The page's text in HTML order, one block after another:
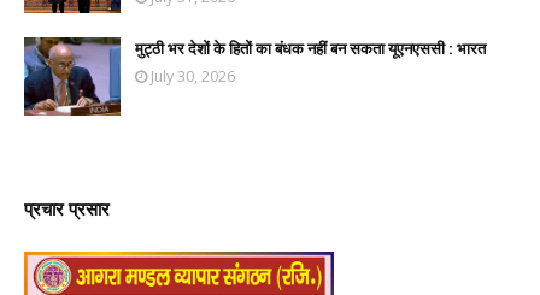
मुट्ठी भर देशों के हितों का बंधक नहीं बन सकता यूएनएससी : भारत
July 30, 2026
प्रचार प्रसार